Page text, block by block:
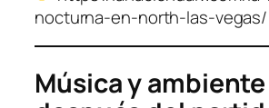
nocturna-en-north-las-vegas/
Música y ambiente